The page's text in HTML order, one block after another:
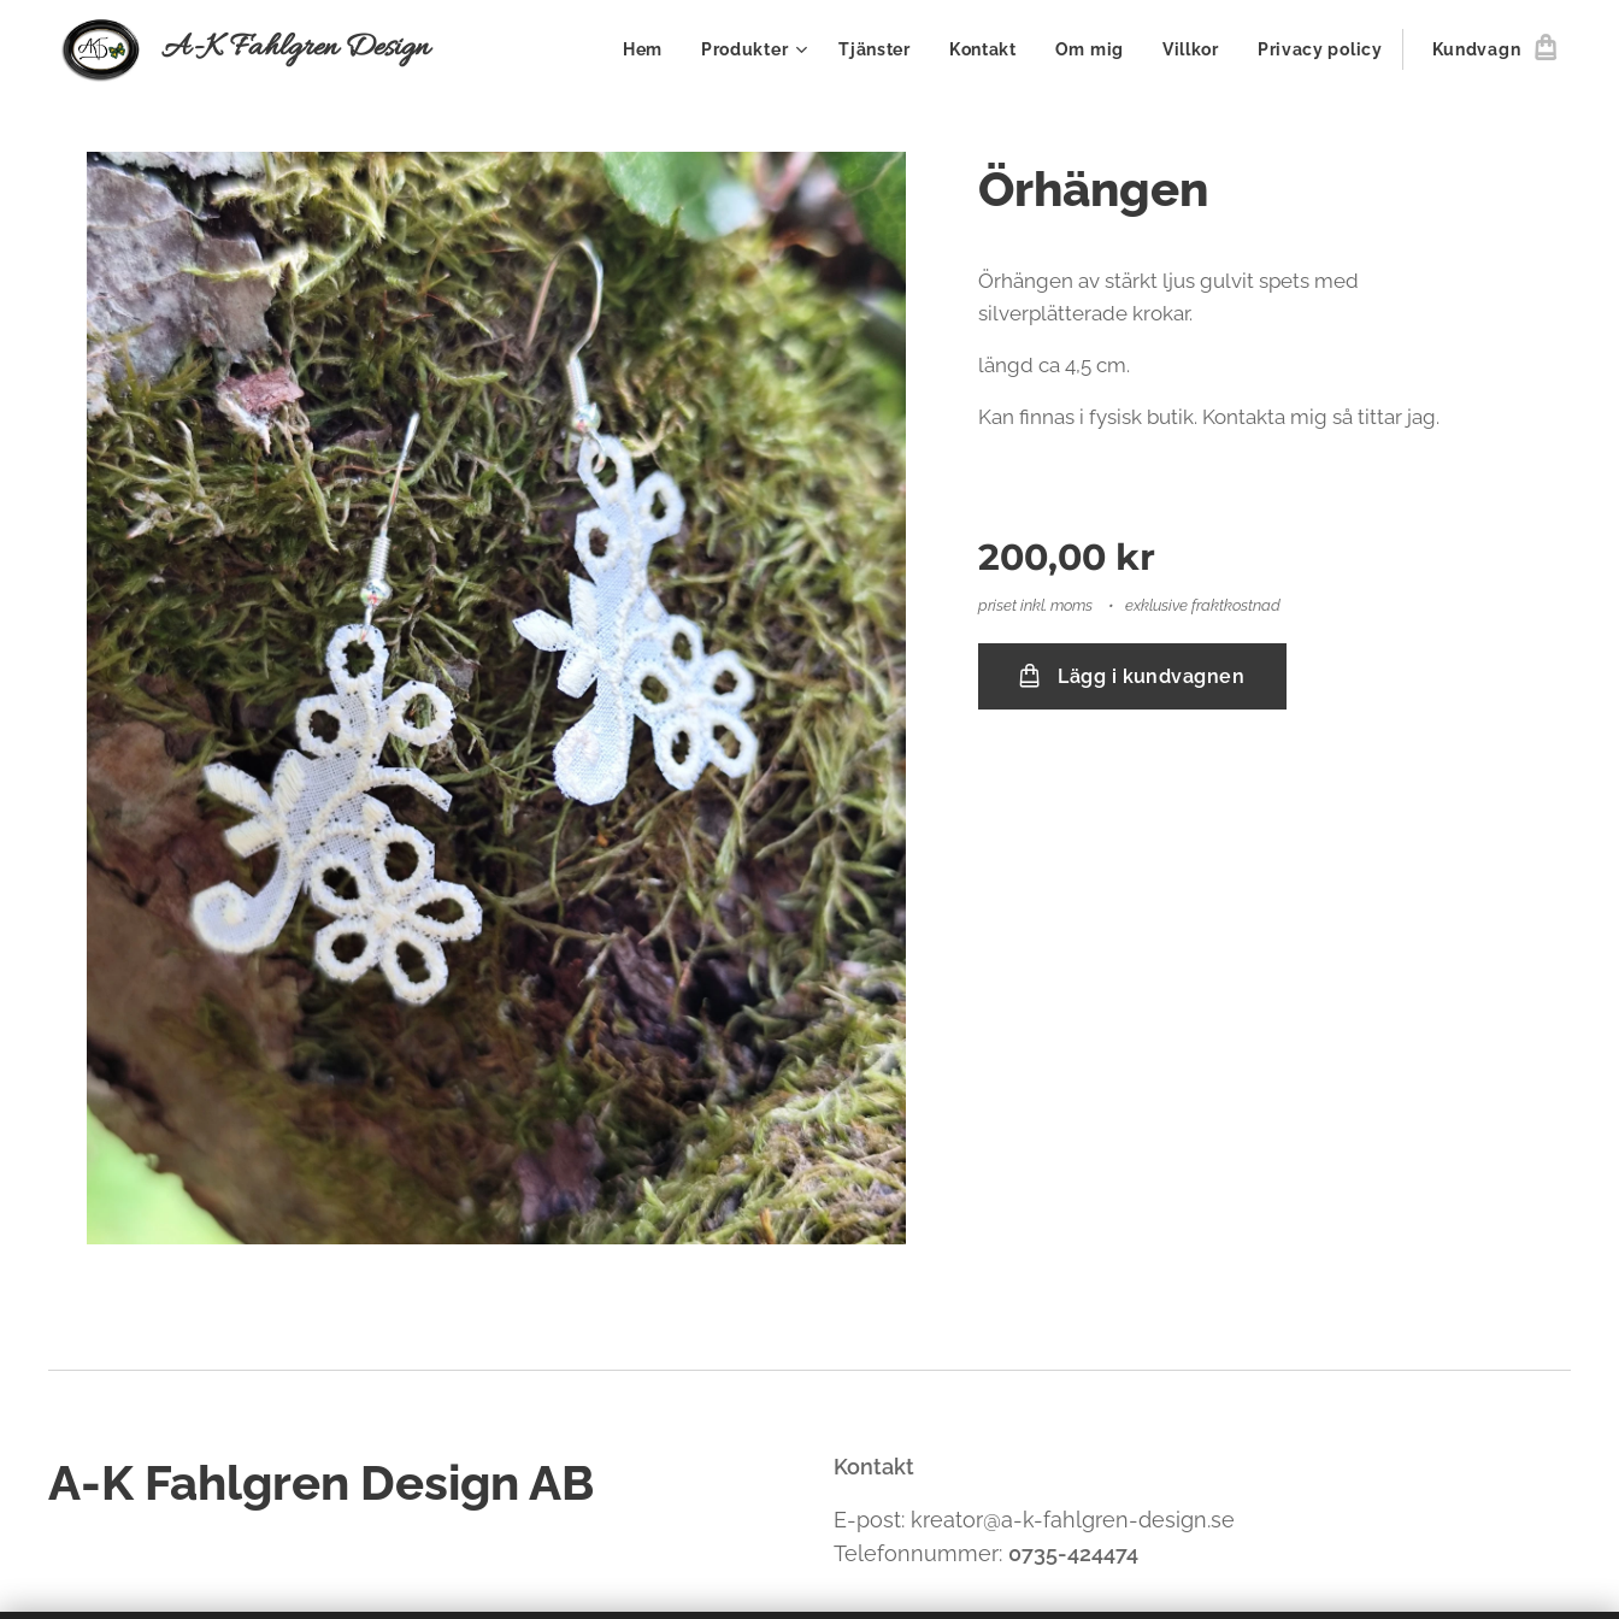
A-K Fahlgren Design Hem Produkter Tjänster Kontakt Om mig Villkor Privacy policy Kundvagn
Örhängen
Örhängen av stärkt ljus gulvit spets med
silverplätterade krokar.
längd ca 4,5 cm.
Kan finnas i fysisk butik. Kontakta mig så tittar jag.
200,00 kr
priset inkl. moms exklusive fraktkostnad
Lägg i kundvagnen
A-K Fahlgren Design AB Kontakt
E-post: kreator@a-k-fahlgren-design.se
Telefonnummer: 0735-424474